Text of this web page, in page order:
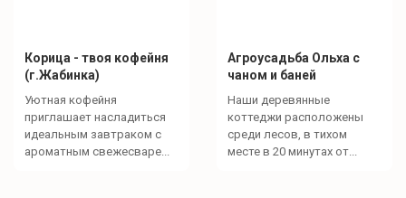
Корица - твоя кофейня
(г.Жабинка)
Уютная кофейня
приглашает насладиться
идеальным завтраком с
ароматным свежесваре...
Агроусадьба Ольха с
чаном и баней
Наши деревянные
коттеджи расположены
среди лесов, в тихом
месте в 20 минутах от...